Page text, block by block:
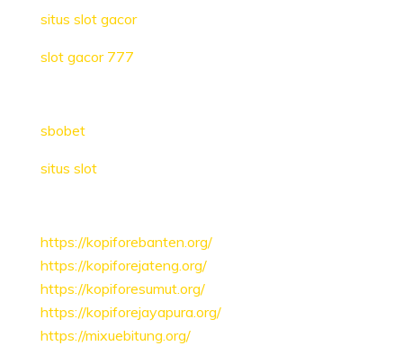
situs slot gacor
slot gacor 777
sbobet
situs slot
https://kopiforebanten.org/
https://kopiforejateng.org/
https://kopiforesumut.org/
https://kopiforejayapura.org/
https://mixuebitung.org/